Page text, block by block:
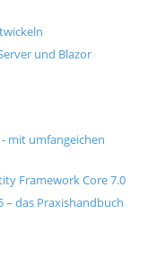
und Blazor
mit umfangeichen
Framework Core 7.0
– das Praxishandbuch